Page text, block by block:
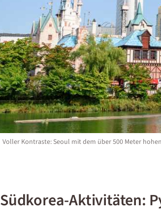
Voller Kontraste: Seoul mit dem über 500 Meter
Südkorea-Aktivitäten: